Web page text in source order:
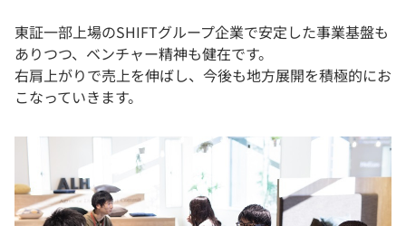
東証一部上場のSHIFTグループ企業で安定した事業基盤も
ありつつ、ベンチャー精神も健在です。
右肩上がりで売上を伸ばし、今後も地方展開を積極的にお
こなっていきます。